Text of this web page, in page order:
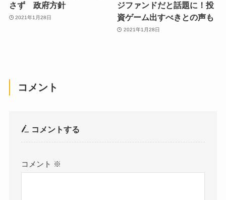
さず 政府方針
2021年1月28日
ジファンドだと話題に！投
資ゲーム出すべきとの声も
2021年1月28日
コメント
コメントする
コメント ※